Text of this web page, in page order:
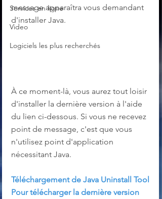
Services en ligne
Video
Logiciels les plus recherchés
message apparaîtra vous demandant
d'installer Java.
À ce moment-là, vous aurez tout loisir
d'installer la dernière version à l'aide
du lien ci-dessous. Si vous ne recevez
point de message, c'est que vous
n'utilisez point d'application
nécessitant Java.
Téléchargement de Java Uninstall Tool
Pour télécharger la dernière version